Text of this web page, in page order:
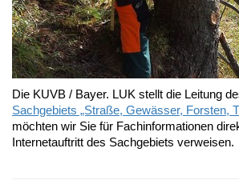
Die KUVB / Bayer. LUK stellt die Leitung
Sachgebiets „Straße, Gewässer, Forsten,
möchten wir Sie für Fachinformationen
Internetauftritt des Sachgebiets verweisen.